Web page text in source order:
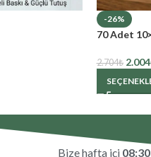
-26%
70 Adet
2.704₺ 2.004
Bize hafta içi